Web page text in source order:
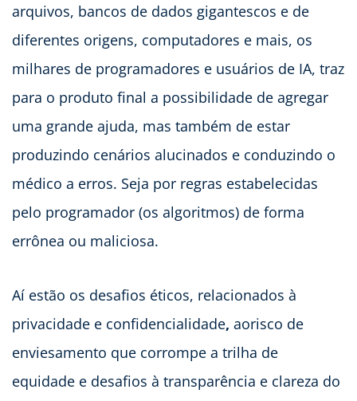
arquivos, bancos de dados gigantescos e de
diferentes origens, computadores e mais, os
milhares de programadores e usuários de IA, traz
para o produto final a possibilidade de agregar
uma grande ajuda, mas também de estar
produzindo cenários alucinados e conduzindo o
médico a erros. Seja por regras estabelecidas
pelo programador (os algoritmos) de forma
errônea ou maliciosa.
Aí estão os desafios éticos, relacionados à
privacidade e confidencialidade, aorisco de
enviesamento que corrompe a trilha de
equidade e desafios à transparência e clareza do